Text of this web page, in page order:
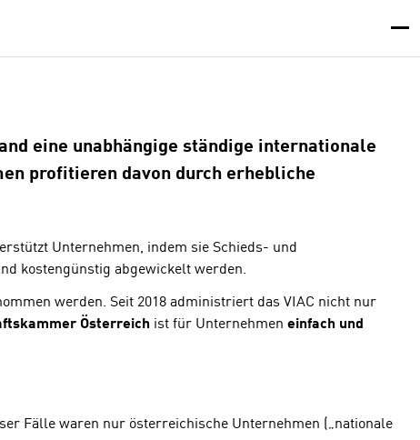
eine unabhängige ständige internationale
profitieren davon durch erhebliche
Unternehmen, indem sie Schieds- und
kostengünstig abgewickelt werden.
werden. Seit 2018 administriert das VIAC nicht nur
Österreich ist für Unternehmen einfach und
Fälle waren nur österreichische Unternehmen („nationale